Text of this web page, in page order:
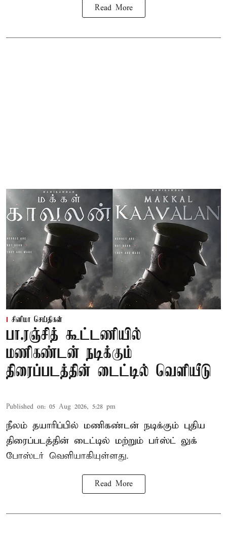
Read More
சினிமா செய்திகள்
பா.ரஞ்சித் கூட்டணியில்
மணிகண்டன் நடிக்கும்
திரைப்படத்தின் டைட்டில் வெளியீடு
Published on: 05 Aug 2026, 5:28 pm
நீலம் தயாரிப்பில் மணிகண்டன் நடிக்கும் புதிய
திரைப்படத்தின் டைட்டில் மற்றும் பர்ஸ்ட் லுக்
போஸ்டர் வெளியாகியுள்ளது.
Read More